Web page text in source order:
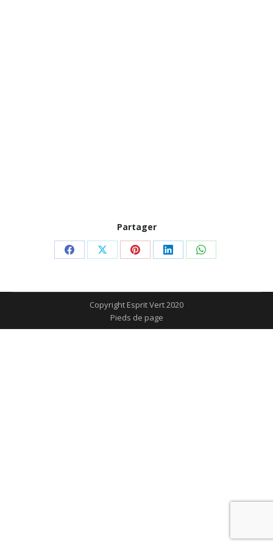
Partager
Partager
Facebook
Partager
X
Partager
Pinterest
Partager
LinkedIn
Partager
WhatsApp
Copyright Esprit Vert 2020
Pieds de page